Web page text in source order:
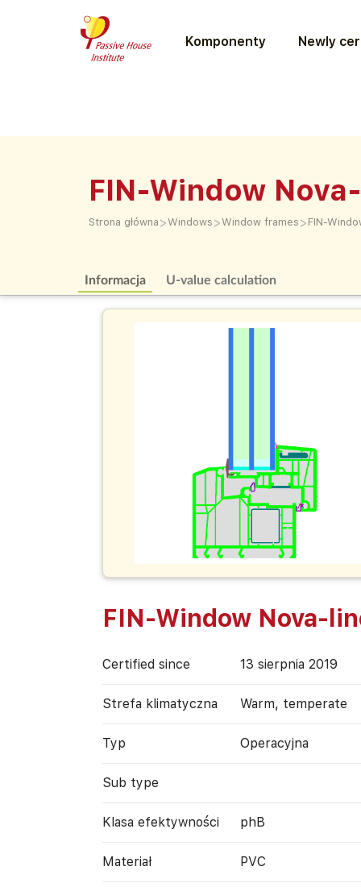
Komponenty Newly
FIN-Window
Strona główna >Windows >Window frames > FIN-
Informacja U-value calculation
FIN-Window Nova-
Certified since 13 sierpnia 2019
Strefa klimatyczna Warm, temperate
Typ Operacyjna
Sub type
Klasa efektywności phB
Materiał PVC